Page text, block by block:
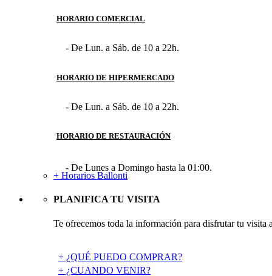
HORARIO COMERCIAL
- De Lun. a Sáb. de 10 a 22h.
HORARIO DE HIPERMERCADO
- De Lun. a Sáb. de 10 a 22h.
HORARIO DE RESTAURACIÓN
- De Lunes a Domingo hasta la 01:00.
+ Horarios Ballonti
PLANIFICA TU VISITA
Te ofrecemos toda la información para disfrutar tu visita
+ ¿QUÉ PUEDO COMPRAR?
+ ¿CUANDO VENIR?